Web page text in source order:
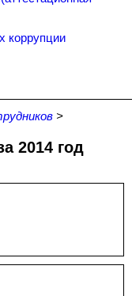
коррупции
>
2014 год